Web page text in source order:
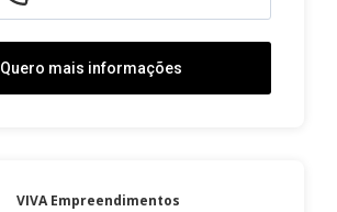
Quero mais informações
VIVA Empreendimentos